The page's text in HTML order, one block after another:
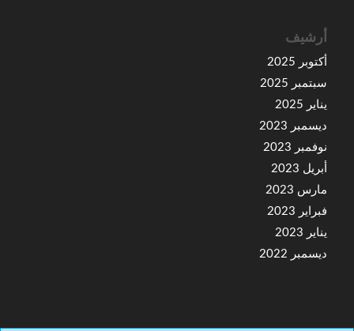
أرشيف
أكتوبر 2025
سبتمبر 2025
يناير 2025
ديسمبر 2023
نوفمبر 2023
أبريل 2023
مارس 2023
فبراير 2023
يناير 2023
ديسمبر 2022